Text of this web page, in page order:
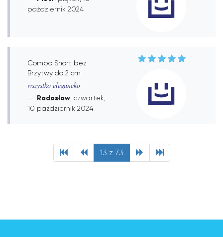
październik 2024
Combo Short bez
Brzytwy do 2 cm
wszystko elegancko
Radosław , czwartek,
10 październik 2024
13 z 73